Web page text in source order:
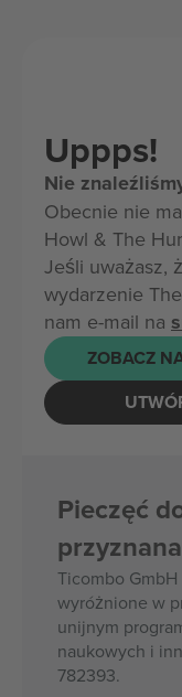
Uppps!
Nie
Obecnie nie
Howl & The
Jeśli uważasz,
wydarzenie
nam e-mail na
ZOBACZ
Pieczęć
Ticombo GmbH
wyróżnione w
unijnym
naukowych i
782393.